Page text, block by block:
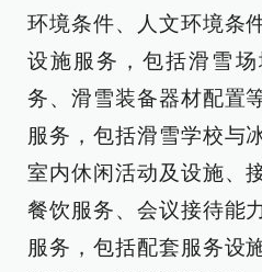
环境条件、人文环境条
设施服务，包括滑雪
务、滑雪装备器材配置
服务，包括滑雪学校与
室内休闲活动及设施、
餐饮服务、会议接待能
服务，包括配套服务设